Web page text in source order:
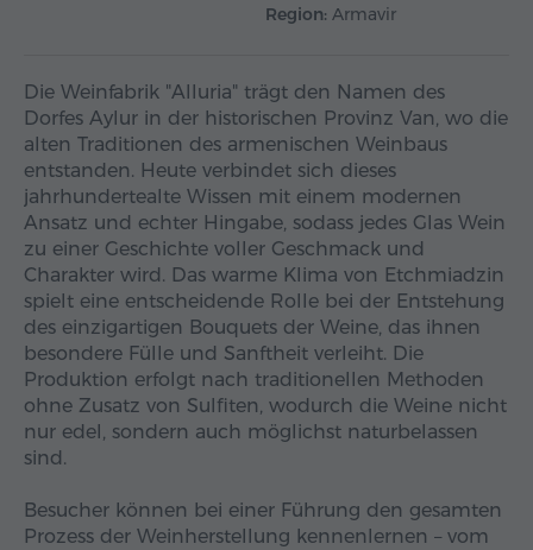
Region: Armavir
Die Weinfabrik "Alluria" trägt den Namen des
Dorfes Aylur in der historischen Provinz Van, wo die
alten Traditionen des armenischen Weinbaus
entstanden. Heute verbindet sich dieses
jahrhundertealte Wissen mit einem modernen
Ansatz und echter Hingabe, sodass jedes Glas Wein
zu einer Geschichte voller Geschmack und
Charakter wird. Das warme Klima von Etchmiadzin
spielt eine entscheidende Rolle bei der Entstehung
des einzigartigen Bouquets der Weine, das ihnen
besondere Fülle und Sanftheit verleiht. Die
Produktion erfolgt nach traditionellen Methoden
ohne Zusatz von Sulfiten, wodurch die Weine nicht
nur edel, sondern auch möglichst naturbelassen
sind.
Besucher können bei einer Führung den gesamten
Prozess der Weinherstellung kennenlernen – vom